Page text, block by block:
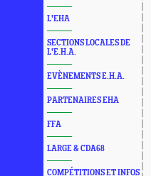
L'EHA
SECTIONS LOCALES DE
L'E.H.A.
EVÈNEMENTS E.H.A.
PARTENAIRES EHA
FFA
LARGE & CDA68
COMPÉTITIONS ET INFOS